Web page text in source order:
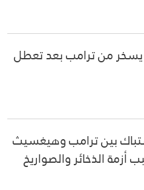
يسخر من ترامب بعد تعطل
بين ترامب وهيغسيث
الذخائر والصواريخ